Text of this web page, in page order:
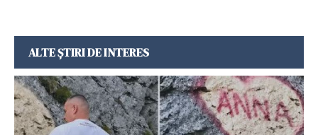
ALTE ȘTIRI DE INTERES